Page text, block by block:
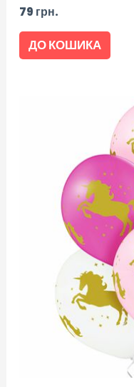
79 грн.
ДО КОШИКА